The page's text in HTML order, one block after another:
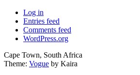
Log in
Entries feed
Comments feed
WordPress.org
Cape Town, South Africa
Theme: Vogue by Kaira